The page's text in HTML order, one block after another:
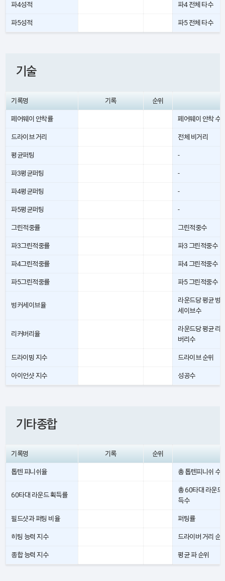
파4성적 파4 전체 타수
파5성적 파5 전체 타수
기술
기록명 기록 순위
페어웨이 안착률 페어웨이 안착 수
드라이브 거리 전체 비거리
평균퍼팅 -
파3평균퍼팅 -
파4평균퍼팅 -
파5평균퍼팅 -
그린적중률 그린적중수
파3그린적중률 파3 그린적중수
파4그린적중률 파4 그린적중수
파5그린적중률 파5 그린적중수
벙커세이브율
라운드당 평균 벙
세이브수
리커버리율
라운드당 평균 리
버리수
드라이빙 지수 드라이브 순위
아이언샷 지수 성공수
기타종합
기록명 기록 순위
톱텐 피니쉬율 총 톱텐피니쉬 수
60타대 라운드 획득률
총 60타대 라운드
득수
필드샷과 퍼팅 비율 퍼팅률
히팅 능력 지수 드라이버 거리 순
종합 능력 지수 평균 파 순위